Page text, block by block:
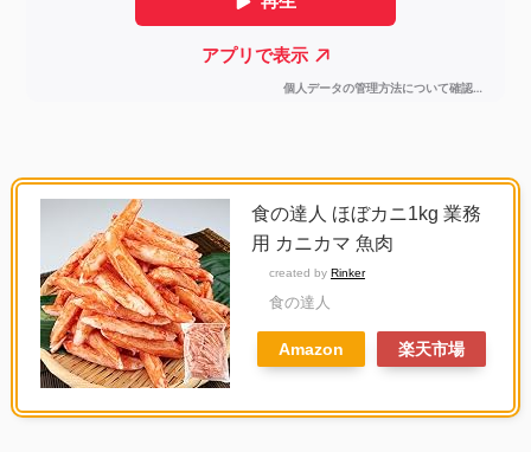
食の達人 ほぼカニ1kg 業務
用 カニカマ 魚肉
created by Rinker
食の達人
Amazon 楽天市場